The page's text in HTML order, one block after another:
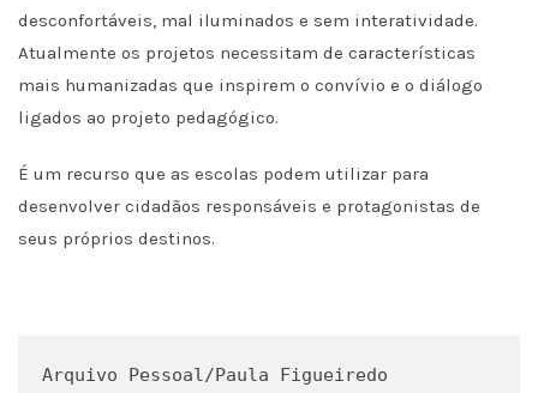
desconfortáveis, mal iluminados e sem interatividade.
Atualmente os projetos necessitam de características
mais humanizadas que inspirem o convívio e o diálogo
ligados ao projeto pedagógico.
É um recurso que as escolas podem utilizar para
desenvolver cidadãos responsáveis e protagonistas de
seus próprios destinos.
Arquivo Pessoal/Paula Figueiredo